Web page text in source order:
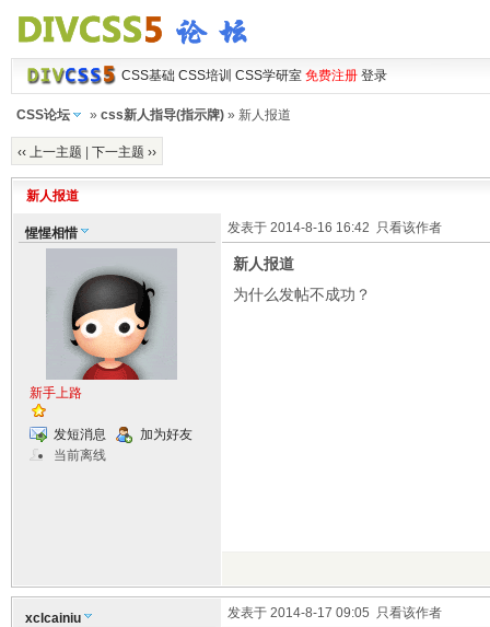
CSS基础 CSS培训 CSS学研室 免费注册 登录
CSS论坛 » css新人指导(指示牌)» 新人报道
‹‹ 上一主题 下一主题 ››
新人报道
惺惺相惜
新手上路
发短消息
加为好友
当前离线
发表于 2014-8-16 16:42 只看该作者
新人报道
为什么发帖不成功？
xclcainiu 发表于 2014-8-17 09:05 只看该作者